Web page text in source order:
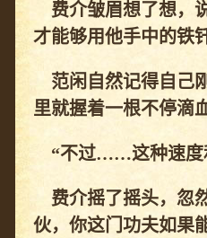
费介皱眉想了想，
才能够用他手中的铁
范闲自然记得自己
里就握着一根不停滴
“不过……这种速度
费介摇了摇头，忽
伙，你这门功夫如果